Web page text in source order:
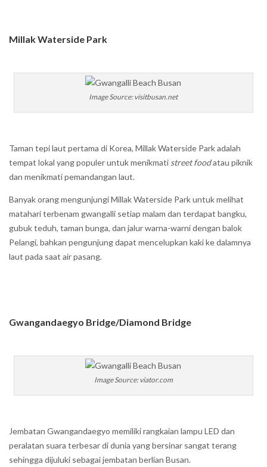
Millak Waterside Park
Image Source: visitbusan.net
Taman tepi laut pertama di Korea, Millak Waterside Park adalah
tempat lokal yang populer untuk menikmati street foodatau piknik
dan menikmati pemandangan laut.
Banyak orang mengunjungi Millak Waterside Park untuk melihat
matahari terbenam gwangalli setiap malam dan terdapat bangku,
gubuk teduh, taman bunga, dan jalur warna-warni dengan balok
Pelangi, bahkan pengunjung dapat mencelupkan kaki ke dalamnya
laut pada saat air pasang.
Gwangandaegyo Bridge/Diamond Bridge
Image Source: viator.com
Jembatan Gwangandaegyo memiliki rangkaian lampu LED dan
peralatan suara terbesar di dunia yang bersinar sangat terang
sehingga dijuluki sebagai jembatan berlian Busan.